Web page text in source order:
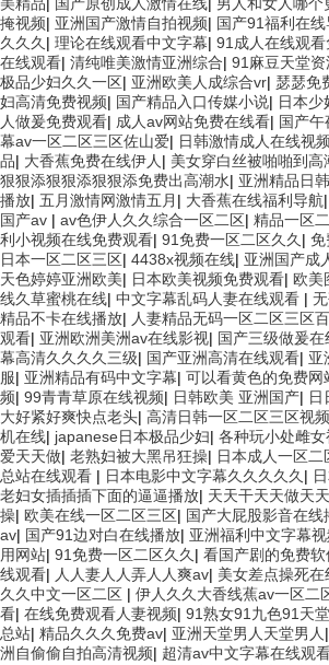
掩视频| 亚洲国产激情自拍视频| 国产91福利在线
久久久 | 理论在线观看中文字幕| 91成人在线观看
在线观看| 清纯唯美激情亚洲综合| 91麻豆天堂
极品少妇久久一区| 亚洲欧美人成综合vr| 瑟瑟免
妇高清免费视频| 国产精品入口传媒小说| 日本少
人做爰免费观看| 成人av网站免费在线看| 国产午
幕av一区二区三区佐山爱| 日韩激情成人在线视
品| 大香蕉免费在线伊人 | 美女穿白丝被啪啪到高
狠狠添狠狠添狠狠添免费出高潮水| 亚洲精品日
播放| 五月激情网激情五月 | 大香蕉在线福利导航|
国产av | av色伊人久久综合一区二区| 精品一区
利小视频在线免费观看| 91免费一区二区久久 | 免
日本一区二区三区| 4438x视频在线| 亚洲国产成
天色婷婷亚洲欧美| 日本欧美视频免费观看| 欧美
线久草蜜桃在线| 中文字幕乱码人妻在线观看 |
精品不卡在线播放| 人妻精品无码一区二区三区
观看| 亚洲欧洲美洲av在线影视| 国产三级做爰
幕高清久久久久三级| 国产亚洲高清在线观看| 亚
服| 亚洲精品有码中文字幕| 可以看黄色的免费网
频| 99青青草原在线视频| 日韩欧美 亚洲国产| 日
大好紧好爽快点老头| 高清日韩一区二区三区视频
机在线| japanese日本极品少妇| 各种玩小处雌女
爱天天做| 老熟妇被大黑吊狂操| 日本成人一区二
总站在线观看 | 日本电影中文字幕久久久久久 |
老妇女插插插下面的逼逼播放| 天天干天天做天
操| 欧美在线一区二区三区| 国产大屁股影音在线
av| 国产91边对白在线播放| 亚洲福利中文字幕
用网站| 91免费一区二区久久 | 看国产剧的免费软
线观看| 人人妻人人弄人人爽av| 美女差点操死在
久久中文一区二区 | 伊人久久大香线蕉av一区二
看| 在线免费观看人妻视频| 91熟女91九色91天堂
总站| 精品久久久免费av| 亚洲天堂男人天堂男人 |
洲自偷偷自拍高清视频| 超清av中文字幕在线观